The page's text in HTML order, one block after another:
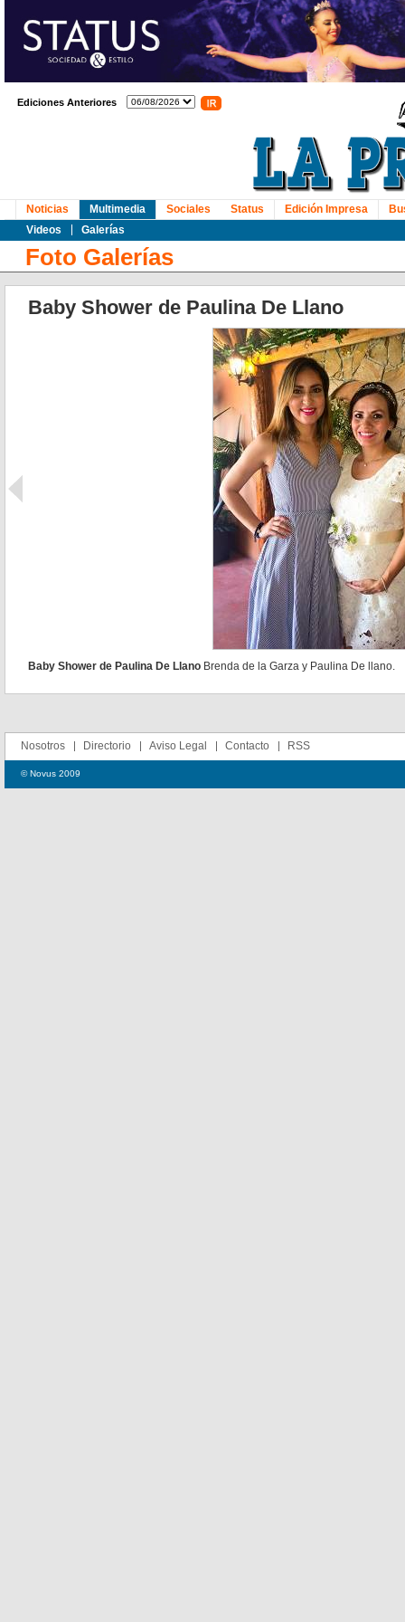
Ediciones Anteriores
Noticias
Multimedia
Videos
Galerías
Sociales Status Edición Impresa
Foto Galerías
Baby Shower de Paulina De Llano
Baby Shower de Paulina De Llano Brenda de la Garza y Paulina De llano.
Nosotros Directorio Aviso Legal Contacto RSS
© Novus 2009